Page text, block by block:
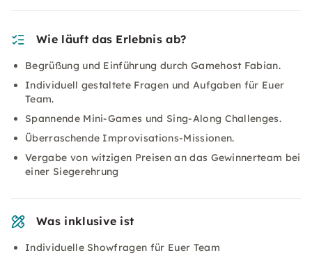
Wie läuft das Erlebnis ab?
Begrüßung und Einführung durch Gamehost Fabian.
Individuell gestaltete Fragen und Aufgaben für Euer
Team.
Spannende Mini-Games und Sing-Along Challenges.
Überraschende Improvisations-Missionen.
Vergabe von witzigen Preisen an das Gewinnerteam bei
einer Siegerehrung
Was inklusive ist
Individuelle Showfragen für Euer Team